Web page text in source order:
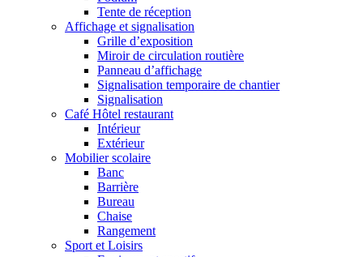
Tente de réception
Affichage et signalisation
Grille d’exposition
Miroir de circulation routière
Panneau d’affichage
Signalisation temporaire de chantier
Signalisation
Café Hôtel restaurant
Intérieur
Extérieur
Mobilier scolaire
Banc
Barrière
Bureau
Chaise
Rangement
Sport et Loisirs